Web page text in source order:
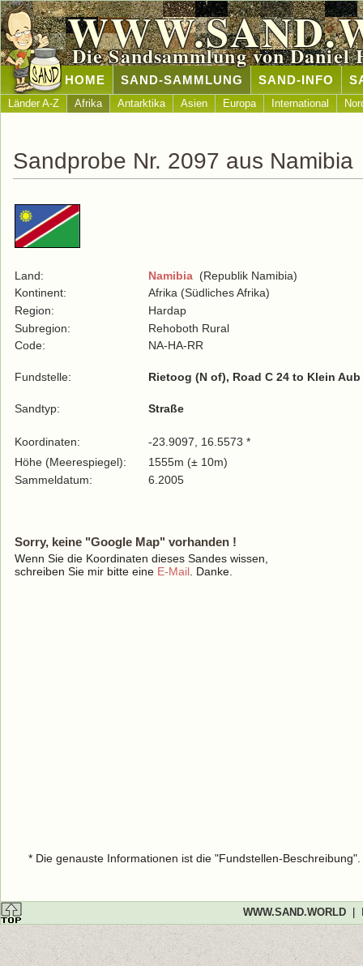
Die Sandsammlung von Daniel
HOME SAND-SAMMLUNG SAND-INFO
Länder A-Z Afrika Antarktika Asien Europa International
Sandprobe Nr. 2097 aus Namibia
Land: Namibia (Republik Namibia)
Kontinent:
Afrika (Südliches Afrika)
Region:
Hardap
Subregion:
Rehoboth Rural
Code:
NA-HA-RR
Fundstelle: Rietoog (N of), Road C 24 to Klein Aub
Sandtyp: Straße
Koordinaten:
-23.9097, 16.5573 *
Höhe (Meerespiegel):
1555m (± 10m)
Sammeldatum:
6.2005
Sorry, keine "Google Map" vorhanden !
Wenn Sie die Koordinaten dieses Sandes wissen,
schreiben Sie mir bitte eine E-Mail . Danke.
* Die genauste Informationen ist die "Fundstellen-
WWW.SAND.WORLD|